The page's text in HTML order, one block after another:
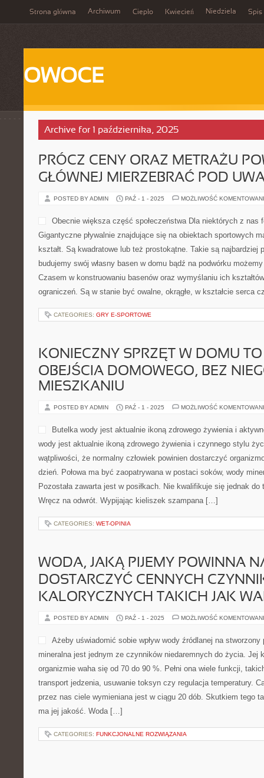
Strona główna Archiwum Ciepło Kwiecień Niedziela Spis
OWOCE
Archive for 1 października, 2025
PRÓCZ CENY ORAZ METRAŻU
GŁÓWNEJ MIERZEBRAĆ POD
POSTED BY ADMIN PAŹ - 1 - 2025 MOŻLIWOŚĆ
Obecnie większa część społeczeństwa Dla niektórych z nas
Gigantyczne pływalnie znajdujące się na obiektach sportowych
kształt. Są kwadratowe lub też prostokątne. Takie są najbardziej
budujemy swój własny basen w domu bądź na podwórku
Czasem w konstruowaniu basenów oraz wymyślaniu ich
ograniczeń. Są w stanie być owalne, okrągłe, w kształcie serca
CATEGORIES: GRY E-SPORTOWE
KONIECZNY SPRZĘT W DOMU
OBEJŚCIA DOMOWEGO, BEZ
MIESZKANIU
POSTED BY ADMIN PAŹ - 1 - 2025 MOŻLIWOŚĆ
Butelka wody jest aktualnie ikoną zdrowego żywienia i
wody jest aktualnie ikoną zdrowego żywienia i czynnego stylu
wątpliwości, że normalny człowiek powinien dostarczyć
dzień. Połowa ma być zaopatrywana w postaci soków, wody
Pozostała zawarta jest w posiłkach. Nie kwalifikuje się jednak
Wręcz na odwrót. Wypijając kieliszek szampana […]
CATEGORIES: WET-OPINIA
WODA, JAKĄ PIJEMY POWINNA
DOSTARCZYĆ CENNYCH
KALORYCZNYCH TAKICH JAK
POSTED BY ADMIN PAŹ - 1 - 2025 MOŻLIWOŚĆ
Ażeby uświadomić sobie wpływ wody źródlanej na
mineralna jest jednym ze czynników niedaremnych do życia. Jej
organizmie waha się od 70 do 90 %. Pełni ona wiele funkcji,
transport jedzenia, usuwanie toksyn czy regulacja temperatury.
przez nas ciele wymieniana jest w ciągu 20 dób. Skutkiem tego
ma jej jakość. Woda […]
CATEGORIES: FUNKCJONALNE ROZWIĄZANIA